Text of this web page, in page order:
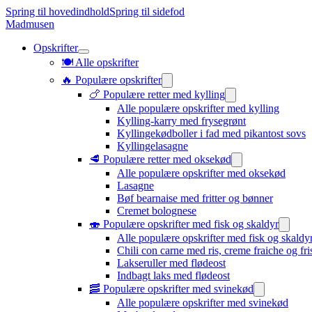
Spring til hovedindholdSpring til sidefod
Madmusen
Opskrifter
🍽️ Alle opskrifter
🔥 Populære opskrifter
🍗 Populære retter med kylling
Alle populære opskrifter med kylling
Kylling-karry med frysegrønt
Kyllingekødboller i fad med pikantost sovs
Kyllingelasagne
🥩 Populære retter med oksekød
Alle populære opskrifter med oksekød
Lasagne
Bøf bearnaise med fritter og bønner
Cremet bolognese
🍣 Populære opskrifter med fisk og skaldyr
Alle populære opskrifter med fisk og
Chili con carne med ris, creme fraiche og
Lakseruller med flødeost
Indbagt laks med flødeost
🥓 Populære opskrifter med svinekød
Alle populære opskrifter med svinekød